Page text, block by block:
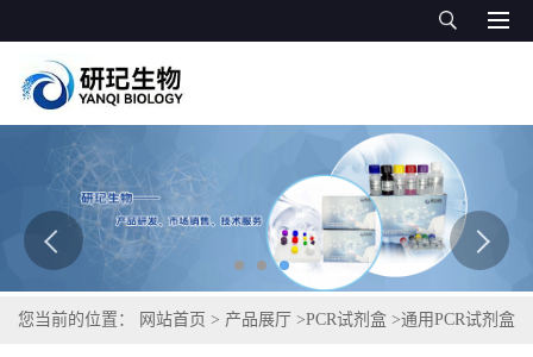
您当前的位置： 网站首页 > 产品展厅 >PCR试剂盒 >通用PCR试剂盒